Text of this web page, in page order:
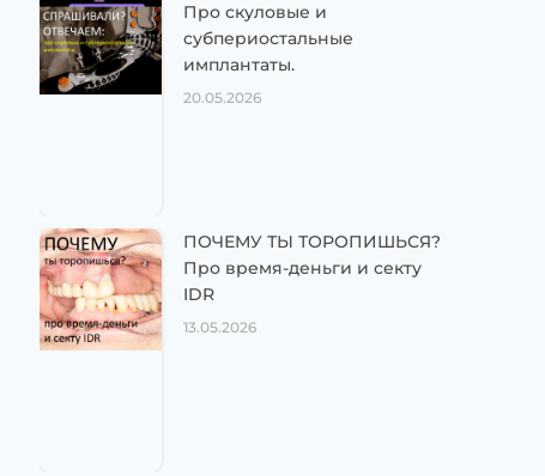
Про скуловые и
субпериостальные
имплантаты.
20.05.2026
ПОЧЕМУ ТЫ ТОРОПИШЬСЯ?
Про время-деньги и секту
IDR
13.05.2026